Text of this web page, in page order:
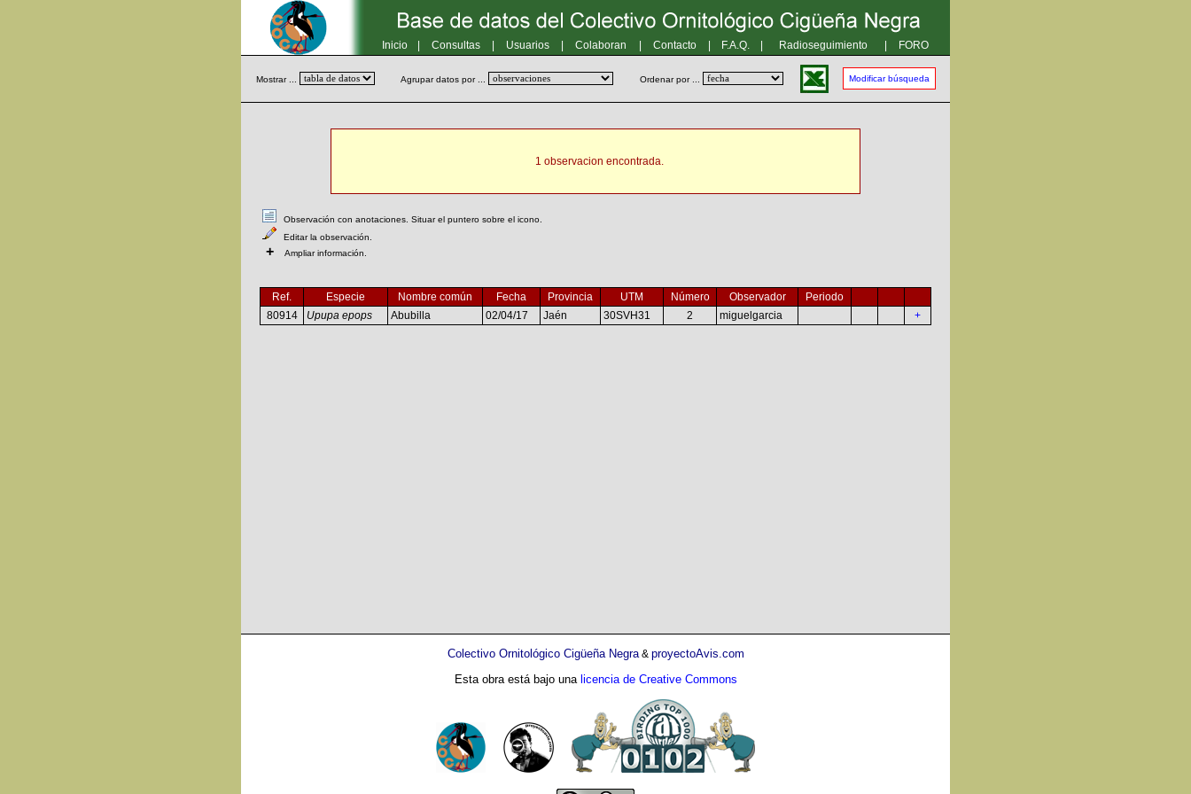
Inicio Consultas Usuarios Colaboran Contacto F.A.Q. Radioseguimiento FORO
Mostrar ... Agrupar datos por ... Ordenar por ... Modificar búsqueda
1 observacion encontrada.
Observación con anotaciones. Situar el puntero sobre el icono.
Editar la observación.
+ Ampliar información.
Ref. Especie Nombre común Fecha Provincia UTM Número Observador
Periodo
80914
Upupa epops Abubilla 02/04/17 Jaén 30SVH31 2 miguelgarcia +
Colectivo Ornitológico Cigüeña Negra& proyectoAvis.com
Esta obra está bajo una licencia de Creative Commons